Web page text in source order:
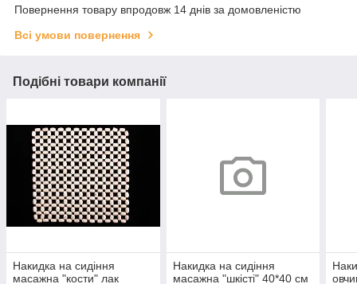
Повернення товару впродовж 14 днів за домовленістю
Всі умови повернення
Подібні товари компанії
Накидка на сидіння
масажна "кости" лак
Накидка на сидіння
масажна "шкісті" 40*40 см